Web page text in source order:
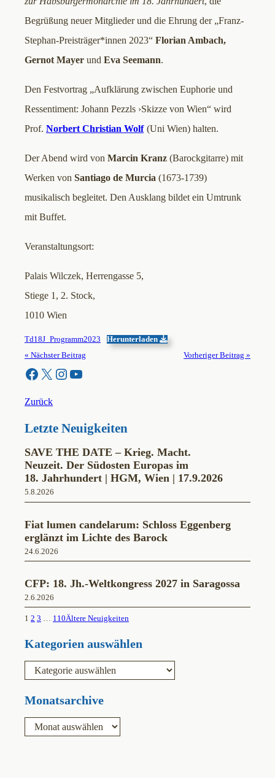
Begrüßung neuer Mitglieder und die Ehrung der „Franz-
Stephan-Preisträger*innen 2023“ Florian Ambach,
Gernot Mayer und Eva Seemann.
Den Festvortrag „Aufklärung zwischen Euphorie und
Ressentiment: Johann Pezzls ›Skizze von Wien“ wird
Prof. Norbert Christian Wolf(Uni Wien) halten.
Der Abend wird von Marcin Kranz (Barockgitarre) mit
Werken von Santiago de Murcia (1673-1739)
musikalisch begleitet. Den Ausklang bildet ein Umtrunk
mit Buffet.
Veranstaltungsort:
Palais Wilczek, Herrengasse 5,
Stiege 1, 2. Stock,
1010 Wien
Td18J_Programm2023 Herunterladen
« Nächster Beitrag Vorheriger Beitrag »
Facebook X Instagram YouTube
Zurück
Letzte Neuigkeiten
SAVE THE DATE – Krieg. Macht.
Neuzeit. Der Südosten Europas im
18. Jahrhundert | HGM, Wien | 17.9.2026
5.8.2026
Fiat lumen candelarum: Schloss Eggenberg
erglänzt im Lichte des Barock
24.6.2026
CFP: 18. Jh.-Weltkongress 2027 in Saragossa
2.6.2026
1 2 3 … 110Ältere Neuigkeiten
Kategorien auswählen
e
g
i
Monatsarchive